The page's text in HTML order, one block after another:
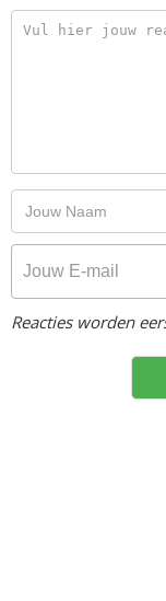
Reacties worden